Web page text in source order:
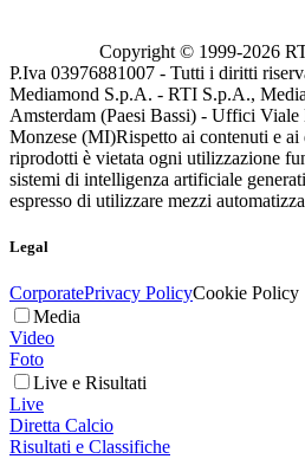
Copyright © 1999-2026
P.Iva 03976881007 - Tutti i diritti
Mediamond S.p.A. - RTI S.p.A.,
Amsterdam (Paesi Bassi) - Uffici
Monzese (MI)Rispetto ai contenuti e ai
riprodotti è vietata ogni utilizzazione
sistemi di intelligenza artificiale
espresso di utilizzare mezzi
Legal
CorporatePrivacy PolicyCookie Policy
Media
Video
Foto
Live e Risultati
Live
Diretta Calcio
Risultati e Classifiche